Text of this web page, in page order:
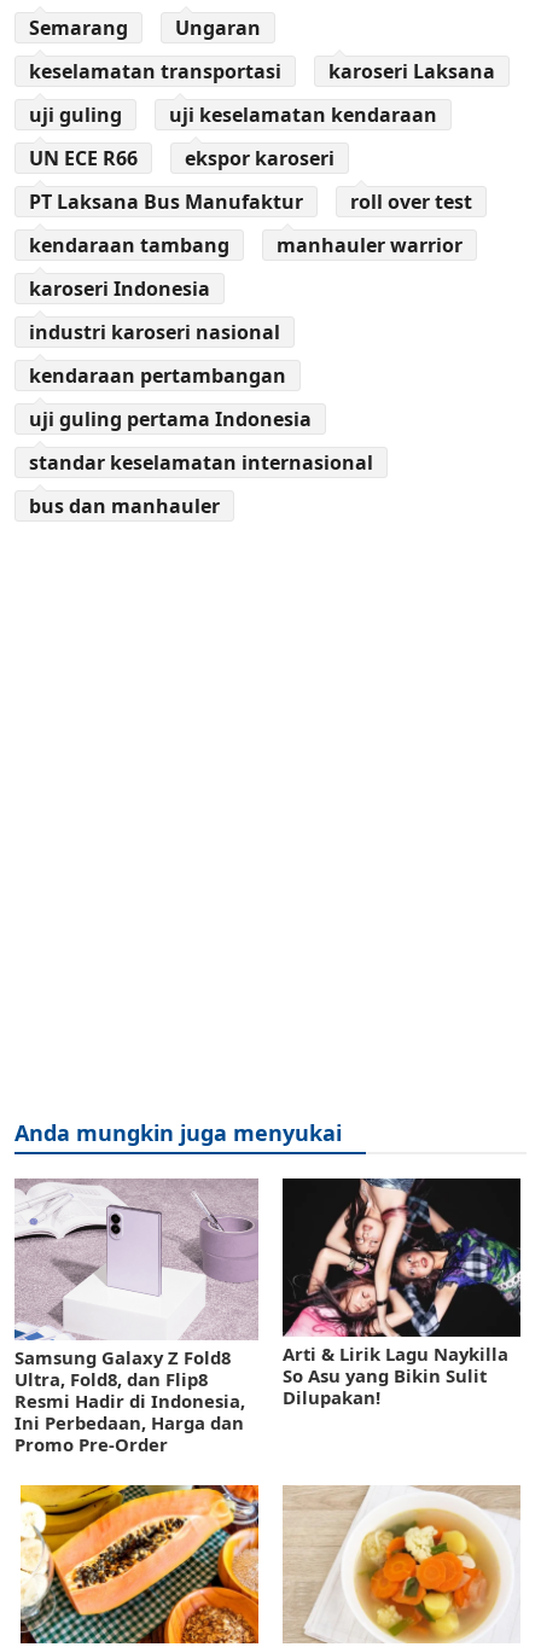
Semarang
Ungaran
keselamatan transportasi
karoseri Laksana
uji guling
uji keselamatan kendaraan
UN ECE R66
ekspor karoseri
PT Laksana Bus Manufaktur
roll over test
kendaraan tambang
manhauler warrior
karoseri Indonesia
industri karoseri nasional
kendaraan pertambangan
uji guling pertama Indonesia
standar keselamatan internasional
bus dan manhauler
Anda mungkin juga menyukai
Samsung Galaxy Z Fold8
Ultra, Fold8, dan Flip8
Resmi Hadir di Indonesia,
Ini Perbedaan, Harga dan
Promo Pre-Order
Arti & Lirik Lagu Naykilla
So Asu yang Bikin Sulit
Dilupakan!